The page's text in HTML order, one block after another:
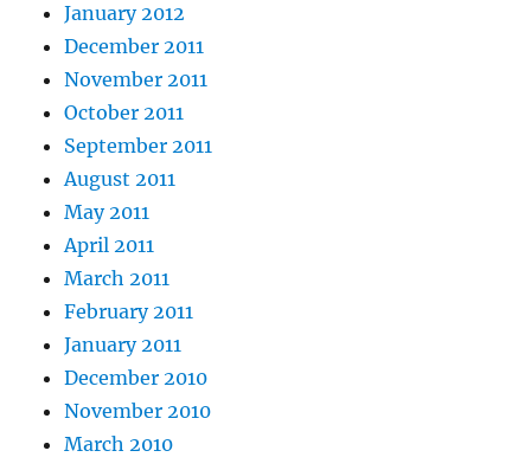
January 2012
December 2011
November 2011
October 2011
September 2011
August 2011
May 2011
April 2011
March 2011
February 2011
January 2011
December 2010
November 2010
March 2010